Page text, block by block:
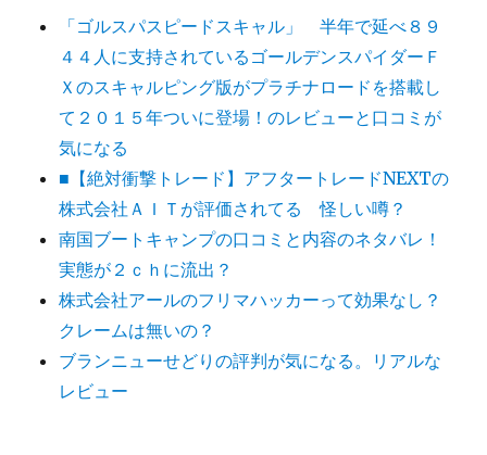
「ゴルスパスピードスキャル」 半年で延べ８９
４４人に支持されているゴールデンスパイダーＦ
Ｘのスキャルピング版がプラチナロードを搭載し
て２０１５年ついに登場！のレビューと口コミが
気になる
■【絶対衝撃トレード】アフタートレードNEXTの
株式会社ＡＩＴが評価されてる 怪しい噂？
南国ブートキャンプの口コミと内容のネタバレ！
実態が２ｃｈに流出？
株式会社アールのフリマハッカーって効果なし？
クレームは無いの？
ブランニューせどりの評判が気になる。リアルな
レビュー